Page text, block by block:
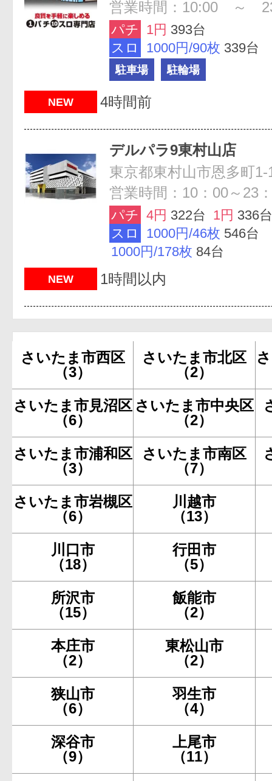
営業時間：10:00 ～
パチ 1円 393台
スロ
1000円/90枚 339台
駐車場 駐輪場
NEW 4時間前
デルパラ9東村山店
東京都東村山市恩多町1-
営業時間：10：00～23
パチ 4円 322台 1円 336台
スロ
1000円/46枚 546台
1000円/178枚 84台
NEW 1時間以内
さいたま市西区
（3）
さいたま市北区
（2）
さいたま市見沼区
（6）
さいたま市中央区
（2）
さいたま市浦和区
（3）
さいたま市南区
（7）
さいたま市岩槻区
（6）
川越市
（13）
川口市
（18）
行田市
（5）
所沢市
（15）
飯能市
（2）
本庄市
（2）
東松山市
（2）
狭山市
（6）
羽生市
（4）
深谷市
（9）
上尾市
（11）